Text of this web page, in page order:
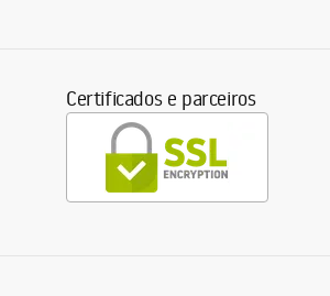
Certificados e parceiros